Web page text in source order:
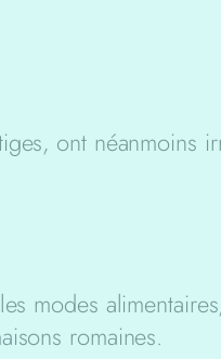
ont néanmoins
modes
romaines.